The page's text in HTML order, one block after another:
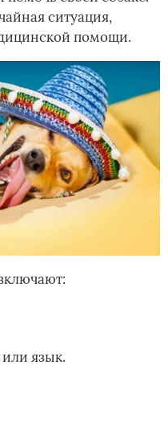
ситуация,
помощи.
язык.